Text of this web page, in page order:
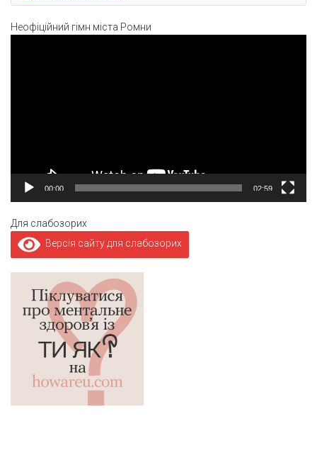
Неофіційний гімн міста Ромни
00:00 02:59
Для слабозорих
Версія сайту для слабозорих